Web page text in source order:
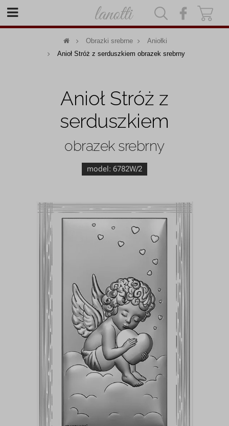
Obrazki srebrne
Aniołki
Anioł Stróż z serduszkiem obrazek srebrny
Anioł Stróż z
serduszkiem
obrazek srebrny
model: 6782W/2